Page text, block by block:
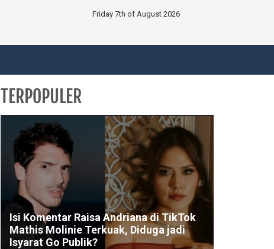
Friday 7th of August 2026
TERPOPULER
Isi Komentar Raisa Andriana di TikTok
Mathis Molinie Terkuak, Diduga jadi
Isyarat Go Publik?